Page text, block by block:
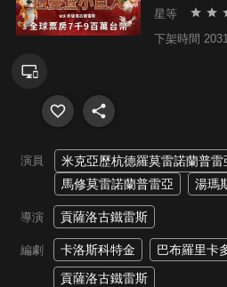
星等
下架時間
演員 米克亞歷杭德羅莫雷諾蘭普雷
馬修莫雷諾蘭普雷亞
湯瑪
導演 貢薩洛古鐵雷斯
編劇 卡洛斯科特金
巴布羅里卡
貢薩洛古鐵雷斯